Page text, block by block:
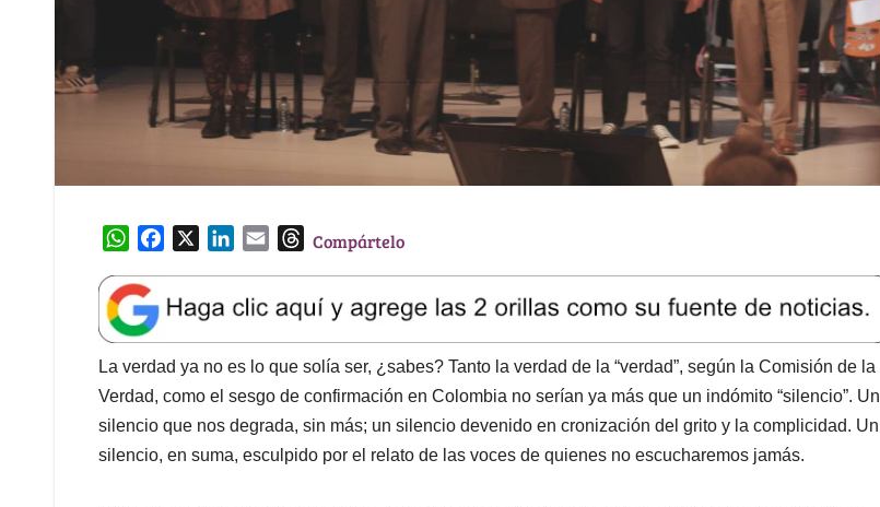
W
a
t
s
A
p
p
e
b
o
o
k
k
e
d
I
n
l
T
e
a
d
s
Compártelo
La verdad ya no es lo que solía ser, ¿sabes? Tanto la verdad de la “verdad”, según la Comisión de la
Verdad, como el sesgo de confirmación en Colombia no serían ya más que un indómito “silencio”. Un
silencio que nos degrada, sin más; un silencio devenido en cronización del grito y la complicidad. Un
silencio, en suma, esculpido por el relato de las voces de quienes no escucharemos jamás.